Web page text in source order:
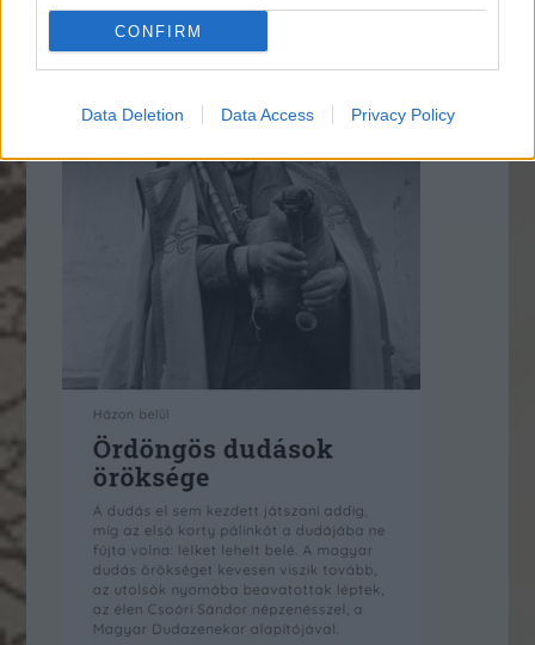
CONFIRM
Data Deletion Data Access Privacy Policy
* * *